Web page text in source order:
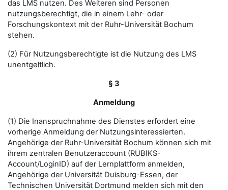
das LMS nutzen. Des Weiteren sind Personen
nutzungsberechtigt, die in einem Lehr- oder
Forschungskontext mit der Ruhr-Universität Bochum
stehen.
(2) Für Nutzungsberechtigte ist die Nutzung des LMS
unentgeltlich.
§ 3
Anmeldung
(1) Die Inanspruchnahme des Dienstes erfordert eine
vorherige Anmeldung der Nutzungsinteressierten.
Angehörige der Ruhr-Universität Bochum können sich mit
ihrem zentralen Benutzeraccount (RUBIKS-
Account/LoginID) auf der Lernplattform anmelden,
Angehörige der Universität Duisburg-Essen, der
Technischen Universität Dortmund melden sich mit den